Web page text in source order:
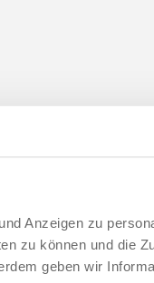
Anzeigen zu
zu können und die
geben wir